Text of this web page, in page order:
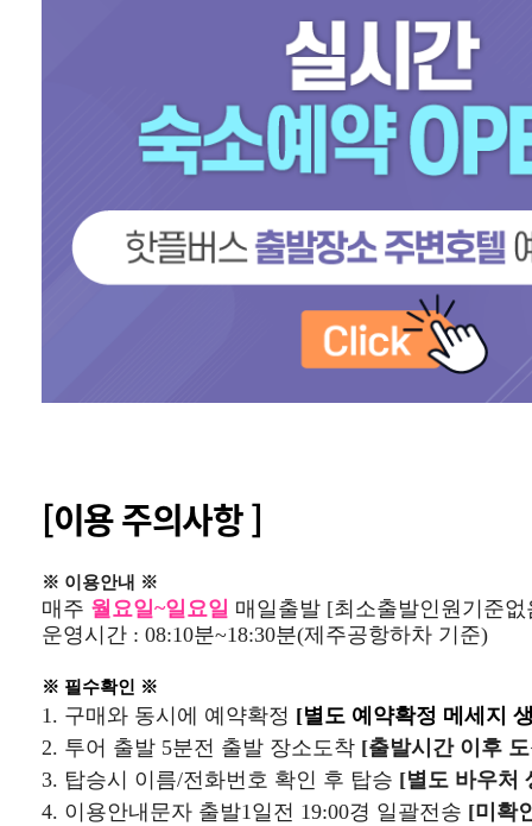
[이용 주의사항 ]
※ 이용안내 ※
매주 월요일~일요일 매일출발 [최소출발인원기준없
운영시간 : 08:10분~18:30분(제주공항하차 기준)
※ 필수확인 ※
1. 구매와 동시에 예약확정 [별도 예약확정 메세지
2. 투어 출발 5분전 출발 장소도착 [출발시간 이후
3. 탑승시 이름/전화번호 확인 후 탑승 [별도 바우처
4. 이용안내문자 출발1일전 19:00경 일괄전송 [미확